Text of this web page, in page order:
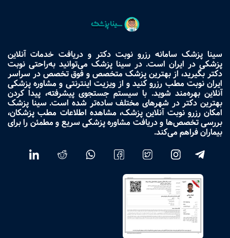
سینا پزشک سامانه رزرو نوبت دکتر و دریافت خدمات آنلاین
پزشکی در ایران است. در سینا پزشک می‌توانید به‌راحتی نوبت
دکتر بگیرید، از بهترین پزشک متخصص و فوق تخصص در سراسر
ایران نوبت مطب رزرو کنید و از ویزیت اینترنتی و مشاوره پزشکی
آنلاین بهره‌مند شوید. با سیستم جستجوی پیشرفته، پیدا کردن
بهترین دکتر در شهرهای مختلف ساده‌تر شده است. سینا پزشک
امکان رزرو نوبت آنلاین پزشک، مشاهده اطلاعات مطب پزشکان،
بررسی تخصص‌ها و دریافت مشاوره پزشکی سریع و مطمئن را برای
بیماران فراهم می‌کند.